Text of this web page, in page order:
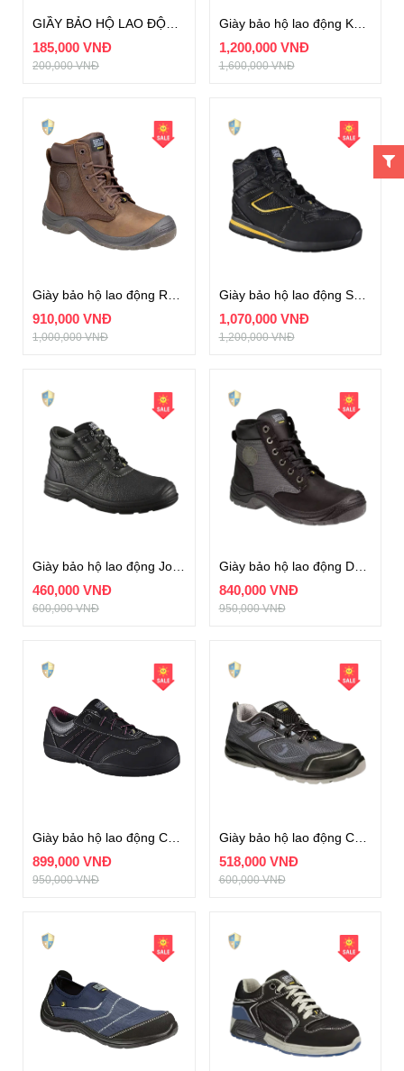
185,000 VNĐ
200,000 VNĐ
Giày bảo hộ lao động K2-14 Hàn Quốc
1,200,000 VNĐ
1,600,000 VNĐ
910,000 VNĐ
1,000,000 VNĐ
Giày bảo hộ lao động SPEEDY S3
1,070,000 VNĐ
1,200,000 VNĐ
460,000 VNĐ
600,000 VNĐ
Giày bảo hộ lao động DAKAR S3
840,000 VNĐ
950,000 VNĐ
899,000 VNĐ
950,000 VNĐ
Giày bảo hộ lao động Cador S1P xám
518,000 VNĐ
600,000 VNĐ